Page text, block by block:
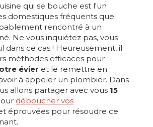
qui se bouche est l'un
domestiques fréquents que
rencontré à un
Ne vous inquiétez pas, vous
dans ce cas ! Heureusement, il
méthodes efficaces pour
évier et le remettre en
à appeler un plombier. Dans
allons partager avec vous 15
déboucher vos
éprouvées pour résoudre ce